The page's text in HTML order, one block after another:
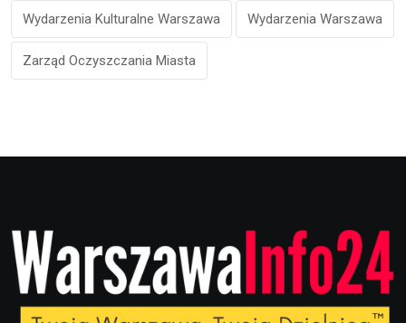
Wydarzenia Kulturalne Warszawa Wydarzenia Warszawa
Zarząd Oczyszczania Miasta